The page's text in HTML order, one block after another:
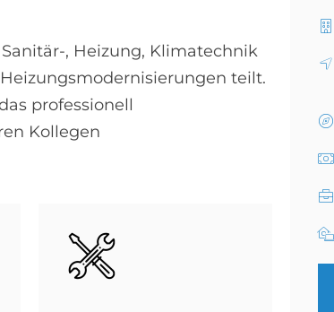
, Heizung, Klimatechnik
teilt.
professionell
Kollegen
Bild